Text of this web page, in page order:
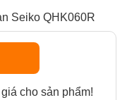
Seiko QHK060R
cho sản phẩm!